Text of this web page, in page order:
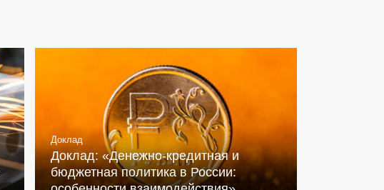
Доклад
Доклад: «Денежно-кредитная и
бюджетная политика в России: